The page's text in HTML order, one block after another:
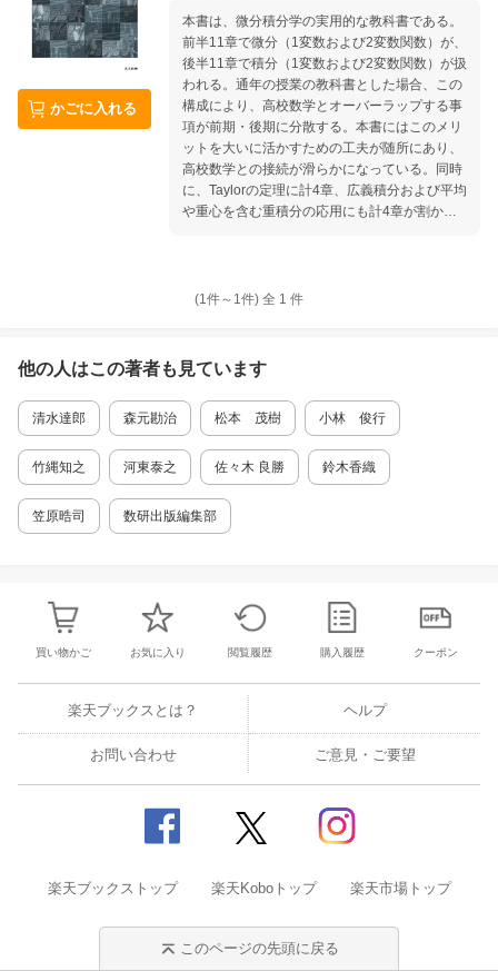
かごに入れる
本書は、微分積分学の実用的な教科書である。
前半11章で微分（1変数および2変数関数）が、
後半11章で積分（1変数および2変数関数）が扱
われる。通年の授業の教科書とした場合、この
構成により、高校数学とオーバーラップする事
項が前期・後期に分散する。本書にはこのメリ
ットを大いに活かすための工夫が随所にあり、
高校数学との接続が滑らかになっている。同時
に、Taylorの定理に計4章、広義積分および平均
や重心を含む重積分の応用にも計4章が割か
のヒントや参考文献の活用によって複雑な議論
に分割され、例題には詳しい解答が与えられる
ため、演習の授業にも使える。また全体を通じ
て、曲面のグラフなどの図がふんだんに使われ
ており、計算の意味が視覚的に捉えられるよう
習問題をこなすことにより、情報系・経済系・
環境系・工学系を含む、微分・積分を駆使する
多くの分野で必要な「calculus」の実力を身に
付けることができる。 第0章 準備体操 第I部
第II部 微分（2変数） 第7章 偏微分 第8章
合成関数の微分，陰関数 第9章 2階偏微分，
極大・極小 第10章 Lagrangeの乗数法 第11
数） 第12章 置換積分と部分積分 第13章 有
理関数の不定積分 第14章 定番の置換 第15
章 定積分 第16章 広義積分 第17章 積分の
第19章 重積分の変数変換 第20章 3重積分と
(1件～ 1件) 全 1 件
他の人はこの著者も見ています
清水達郎 森元勘治 松本 茂樹 小林 俊行
竹縄知之 河東泰之 佐々木 良勝 鈴木香織
笠原晧司 数研出版編集部
買い物かご お気に入り 閲覧履歴 購入履歴 クーポン
楽天ブックスとは？ ヘルプ
お問い合わせ ご意見・ご要望
楽天ブックストップ 楽天Koboトップ 楽天市場トップ
このページの先頭に戻る